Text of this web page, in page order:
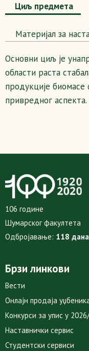
Циљ предмета
Maтеријал за
Основни циљ је
области раста
продукције
привредног аспекта.
106 године
Шумарског факултета
Одбројавање: 118 дана
Брзи линкови
Вести
Онлајн продаја
Конкурси за упис у
Наставнички сервис
Студентски сервиси